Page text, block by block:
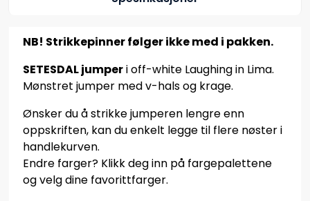
NB! Strikkepinner følger ikke med i pakken.
SETESDAL jumperi off-white Laughing in Lima.
Mønstret jumper med v-hals og krage.
Ønsker du å strikke jumperen lengre enn
oppskriften, kan du enkelt legge til flere nøster i
handlekurven.
Endre farger? Klikk deg inn på fargepalettene
og velg dine favorittfarger.